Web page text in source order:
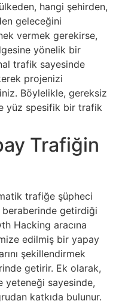
hangi şehirden,
geleceğini
vermek gerekirse,
yönelik bir
trafik sayesinde
projenizi
Böylelikle, gereksiz
yüz spesifik bir trafik
Trafiğin
trafiğe şüpheci
beraberinde getirdiği
Hacking aracına
edilmiş bir yapay
şekillendirmek
getirir. Ek olarak,
sayesinde,
katkıda bulunur.